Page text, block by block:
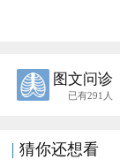
图文问诊
已有291人
猜你还想看